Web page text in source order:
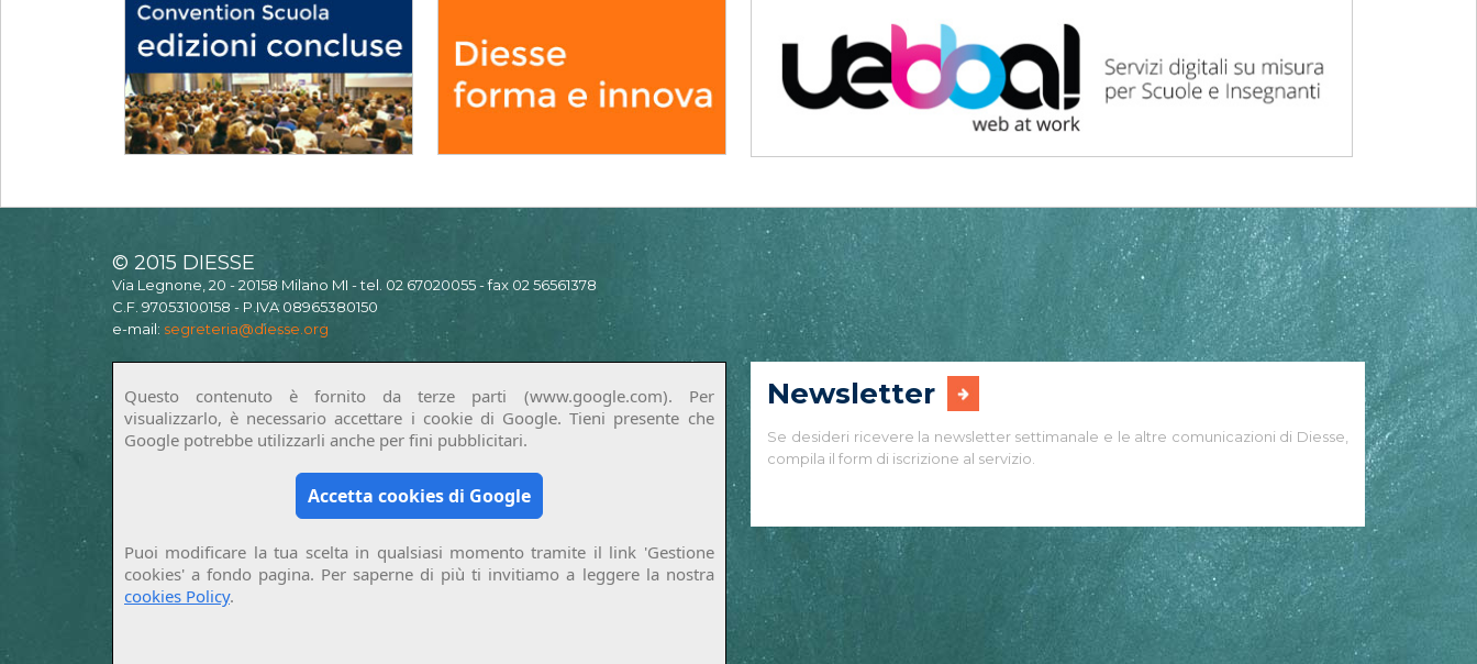
© 2015 DIESSE
Via Legnone, 20 - 20158 Milano MI - tel. 02 67020055 - fax 02 56561378
C.F. 97053100158 - P.IVA 08965380150
e-mail: segreteria@diesse.org
Questo contenuto è fornito da terze parti (www.google.com). Per
visualizzarlo, è necessario accettare i cookie di Google. Tieni presente che
Google potrebbe utilizzarli anche per fini pubblicitari.
Accetta cookies di Google
Puoi modificare la tua scelta in qualsiasi momento tramite il link 'Gestione
cookies' a fondo pagina. Per saperne di più ti invitiamo a leggere la nostra
cookies Policy.
Newsletter
Se desideri ricevere la newsletter settimanale e le altre comunicazioni di Diesse,
compila il form di iscrizione al servizio.